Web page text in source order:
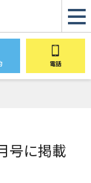
電話
号に掲載